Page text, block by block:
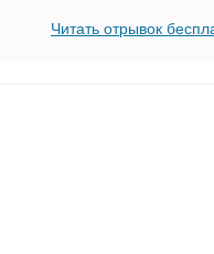
Читать отрывок